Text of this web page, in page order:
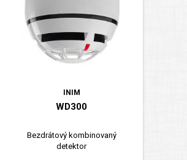
INIM
WD300
Bezdrátový kombinovaný
detektor